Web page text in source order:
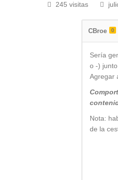
245 visitas
CBroe 0
Sería
o -)
Agregar
Nota:
de la